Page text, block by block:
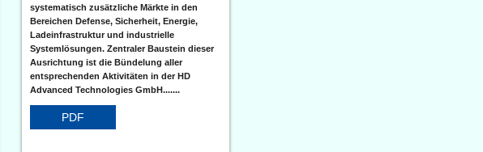
systematisch zusätzliche Märkte in den
Bereichen Defense, Sicherheit, Energie,
Ladeinfrastruktur und industrielle
Systemlösungen. Zentraler Baustein dieser
Ausrichtung ist die Bündelung aller
entsprechenden Aktivitäten in der HD
Advanced Technologies GmbH.......
PDF